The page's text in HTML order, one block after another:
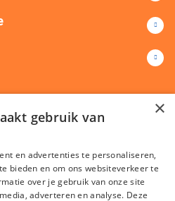
info@recruitastudent.nl
×
gebruik van
en advertenties te personaliseren,
bieden en om ons websiteverkeer te
over je gebruik van onze site
adverteren en analyse. Deze